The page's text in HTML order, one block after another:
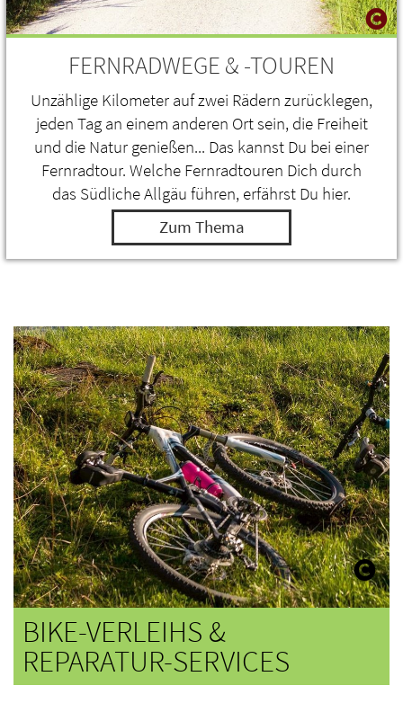
FERNRADWEGE & -TOUREN
Unzählige Kilometer auf zwei Rädern zurücklegen,
jeden Tag an einem anderen Ort sein, die Freiheit
und die Natur genießen... Das kannst Du bei einer
Fernradtour. Welche Fernradtouren Dich durch
das Südliche Allgäu führen, erfährst Du hier.
Zum Thema
BIKE-VERLEIHS &
REPARATUR-SERVICES